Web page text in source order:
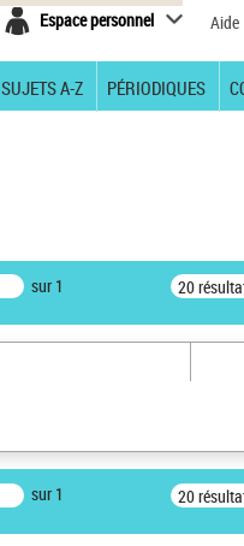
Espace personnel Aide
SUJETS A-Z PÉRIODIQUES
sur 1 20
sur 1 20